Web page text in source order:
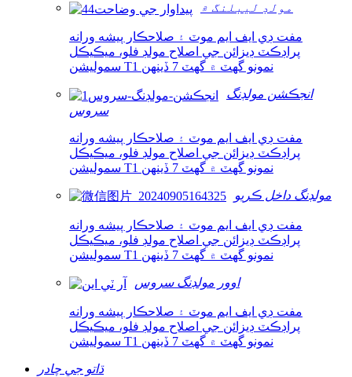
مولڊ ليبلنگ ۾
مفت ڊي ايف ايم موٽ ۽ صلاحڪار پيشه ورانه
پراڊڪٽ ڊيزائن جي اصلاح مولڊ فلو، ميڪيڪل
سموليشن T1 نمونو گهٽ ۾ گهٽ 7 ڏينهن
انجڪشن مولڊنگ
سروس
مفت ڊي ايف ايم موٽ ۽ صلاحڪار پيشه ورانه
پراڊڪٽ ڊيزائن جي اصلاح مولڊ فلو، ميڪيڪل
سموليشن T1 نمونو گهٽ ۾ گهٽ 7 ڏينهن
مولڊنگ داخل ڪريو
مفت ڊي ايف ايم موٽ ۽ صلاحڪار پيشه ورانه
پراڊڪٽ ڊيزائن جي اصلاح مولڊ فلو، ميڪيڪل
سموليشن T1 نمونو گهٽ ۾ گهٽ 7 ڏينهن
اوور مولڊنگ سروس
مفت ڊي ايف ايم موٽ ۽ صلاحڪار پيشه ورانه
پراڊڪٽ ڊيزائن جي اصلاح مولڊ فلو، ميڪيڪل
سموليشن T1 نمونو گهٽ ۾ گهٽ 7 ڏينهن
ڌاتو جي چادر